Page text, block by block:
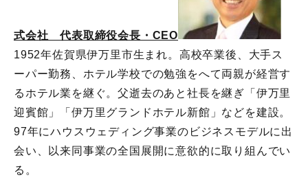
式会社 代表取締役会長・CEO
1952年佐賀県伊万里市生まれ。高校卒業後、大手ス
ーパー勤務、ホテル学校での勉強をへて両親が経営す
るホテル業を継ぐ。父逝去のあと社長を継ぎ「伊万里
迎賓館」「伊万里グランドホテル新館」などを建設。
97年にハウスウェディング事業のビジネスモデルに出
会い、以来同事業の全国展開に意欲的に取り組んでい
る。